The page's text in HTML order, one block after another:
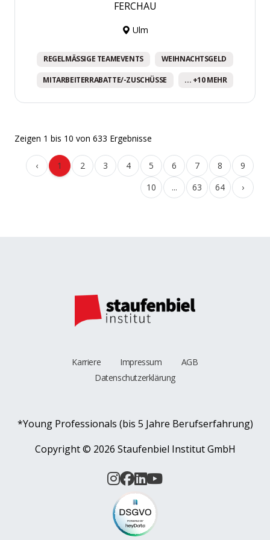
FERCHAU
Ulm
REGELMÄSSIGE TEAMEVENTS WEIHNACHTSGELD
MITARBEITERRABATTE/-ZUSCHÜSSE ... +10 MEHR
Zeigen 1 bis 10 von 633 Ergebnisse
‹ 1 2 3 4 5 6 7 8
9
10
... 63 64 ›
Karriere Impressum
AGB
Datenschutzerklärung
*Young Professionals (bis 5 Jahre Berufserfahrung)
Copyright © 2026 Staufenbiel Institut GmbH